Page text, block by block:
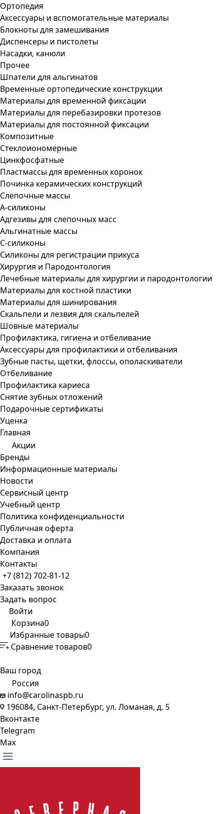
Ортопедия
Аксессуары и вспомогательные материалы
Блокноты для замешивания
Диспенсеры и пистолеты
Насадки, канюли
Прочее
Шпатели для альгинатов
Временные ортопедические конструкции
Материалы для временной фиксации
Материалы для перебазировки протезов
Материалы для постоянной фиксации
Композитные
Стеклоиономерные
Цинкфосфатные
Пластмассы для временных коронок
Починка керамических конструкций
Слепочные массы
А-силиконы
Адгезивы для слепочных масс
Альгинатные массы
С-силиконы
Силиконы для регистрации прикуса
Хирургия и Пародонтология
Лечебные материалы для хирургии и пародонтологии
Материалы для костной пластики
Материалы для шинирования
Скальпели и лезвия для скальпелей
Шовные материалы
Профилактика, гигиена и отбеливание
Аксессуары для профилактики и отбеливания
Зубные пасты, щетки, флоссы, ополаскиватели
Отбеливание
Профилактика кариеса
Снятие зубных отложений
Подарочные сертификаты
Уценка
Главная
Акции
Бренды
Информационные материалы
Новости
Сервисный центр
Учебный центр
Политика конфиденциальности
Публичная оферта
Доставка и оплата
Компания
Контакты
+7 (812) 702-81-12
Заказать звонок
Задать вопрос
Войти
Корзина0
Избранные товары0
Сравнение товаров0
Ваш город
Россия
info@carolinaspb.ru
196084, Санкт-Петербург, ул. Ломаная, д. 5
Вконтакте
Telegram
Max